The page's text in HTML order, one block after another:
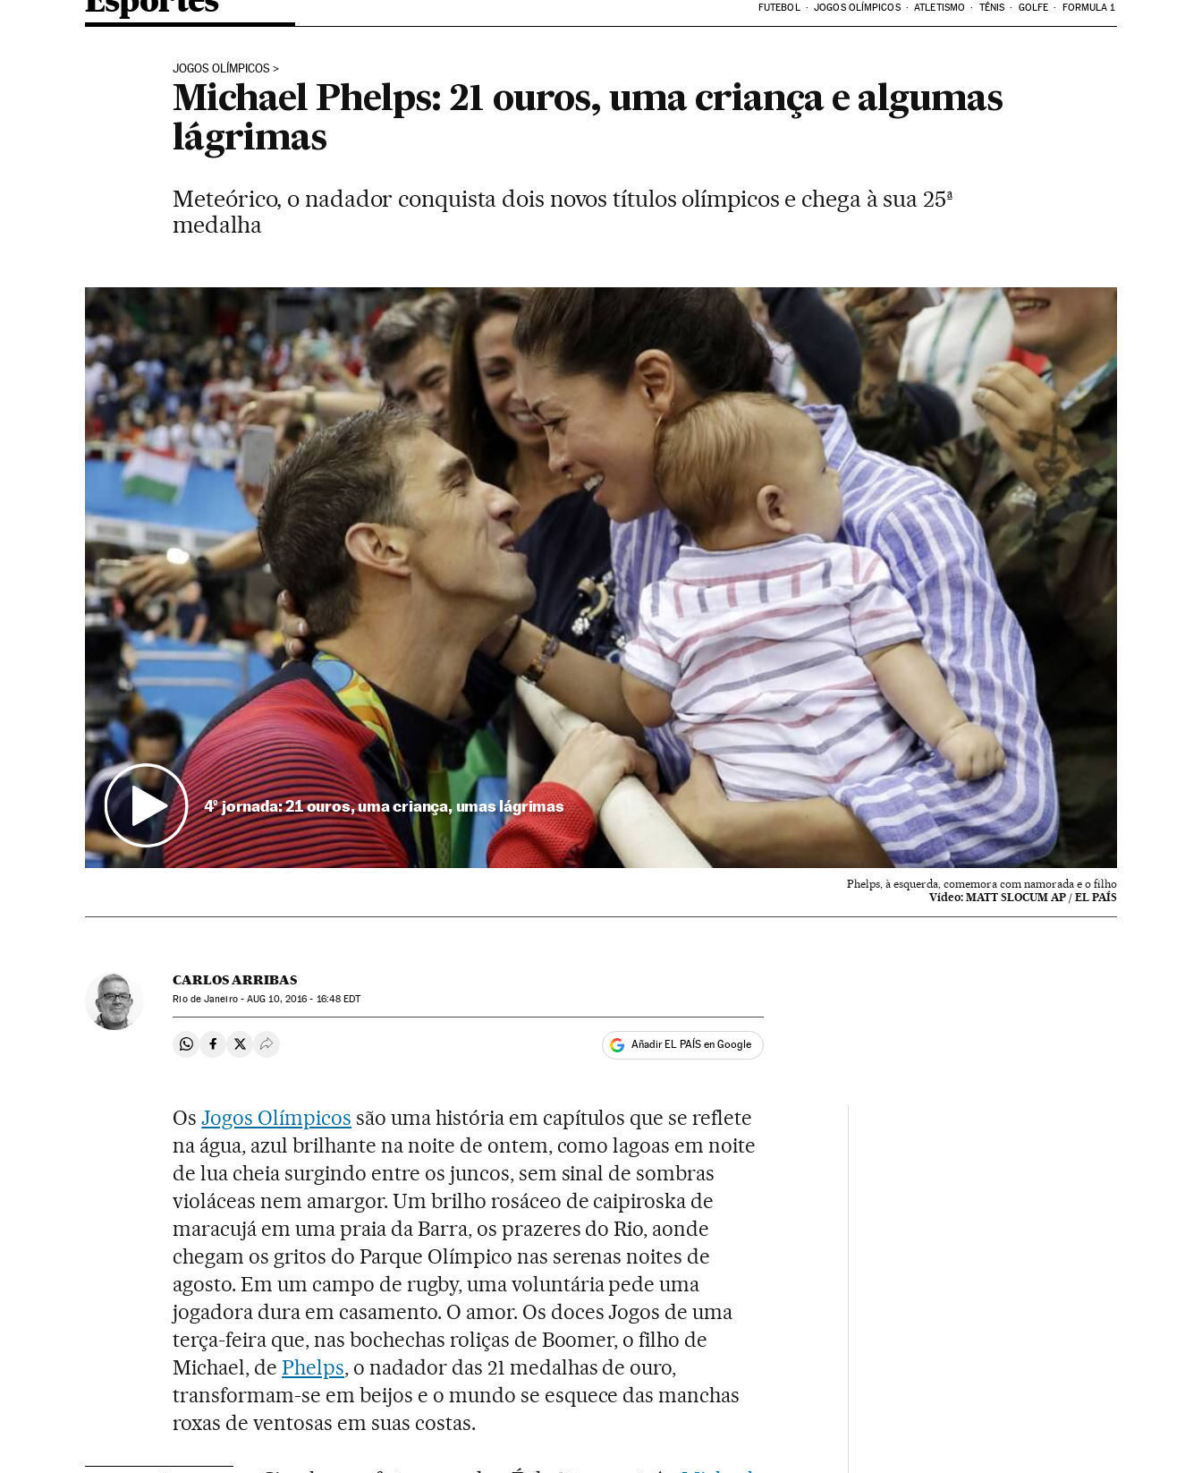
FUTEBOL JOGOS OLÍMPICOS ATLETISMO TÊNIS GOLFE FORMULA 1
JOGOS OLÍMPICOS
Michael Phelps: 21 ouros, uma criança e algumas
lágrimas
Meteórico, o nadador conquista dois novos títulos olímpicos e chega à sua 25ª
medalha
4º jornada: 21 ouros, uma criança, umas lágrimas
Phelps, à esquerda, comemora com namorada e o filho
Vídeo: MATT SLOCUM AP / EL PAÍS
CARLOS ARRIBAS
Rio de Janeiro -AUG 10, 2016 - 16:48 EDT
Compartir en Whatsapp
Compartir en Facebook
Compartir en Twitter
Desplegar Redes Sociales Añadir EL PAÍS en Google
OsJogos Olímpicos são uma história em capítulos que se reflete
na água, azul brilhante na noite de ontem, como lagoas em noite
de lua cheia surgindo entre os juncos, sem sinal de sombras
violáceas nem amargor. Um brilho rosáceo de caipiroska de
maracujá em uma praia da Barra, os prazeres do Rio, aonde
chegam os gritos do Parque Olímpico nas serenas noites de
agosto. Em um campo de rugby, uma voluntária pede uma
jogadora dura em casamento. O amor. Os doces Jogos de uma
terça-feira que, nas bochechas roliças de Boomer, o filho de
Michael, dePhelps, o nadador das 21 medalhas de ouro,
transformam-se em beijos e o mundo se esquece das manchas
roxas de ventosas em suas costas.